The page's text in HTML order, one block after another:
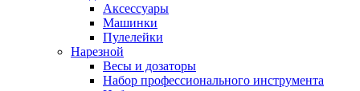
Аксессуары
Машинки
Пулелейки
Нарезной
Весы и дозаторы
Набор профессионального инструмента